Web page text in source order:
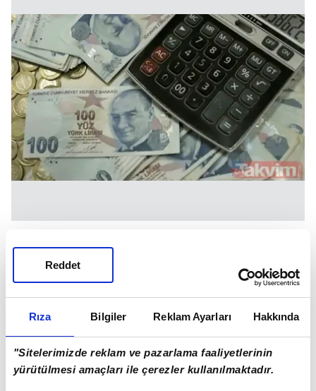
Rıza Bilgiler Reklam Ayarları Hakkında
"Sitelerimizde reklam ve pazarlama faaliyetlerinin
yürütülmesi amaçları ile çerezler kullanılmaktadır.
Reddet
Eksik primleri tamamlamanın yollarından biri de
Bağ-Kur'lular için ihya… Geçmişte prim borcu
Kur'lular, bunların tamamını talepte bulunduğu